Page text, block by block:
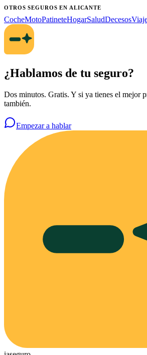
OTROS SEGUROSEN ALICANTE
CocheMotoPatineteHogarSaludDecesos
¿Hablamos de tu seguro?
Dos minutos. Gratis. Y si ya tienes el mejor
también.
Empezar a hablar